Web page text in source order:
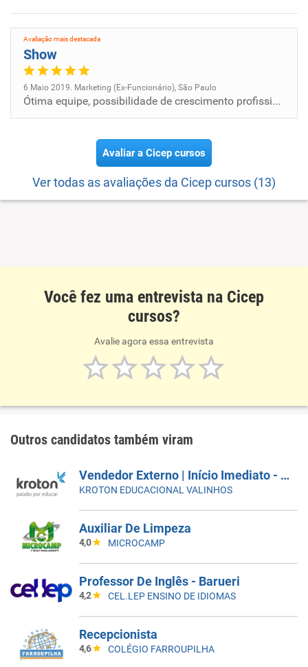
Avaliação mais destacada
Show
6 Maio 2019. Marketing (Ex-Funcionário), São Paulo
Ótima equipe, possibilidade de crescimento profissional
Avaliar a Cicep cursos
Ver todas as avaliações da Cicep cursos (13)
Você fez uma entrevista na Cicep
cursos?
Avalie agora essa entrevista
Outros candidatos também viram
Vendedor Externo | Início Imediato - SUMARÉ
KROTON EDUCACIONAL VALINHOS
Auxiliar De Limpeza
4,0 MICROCAMP
Professor De Inglês - Barueri
4,2 CEL.LEP ENSINO DE IDIOMAS
Recepcionista
4,6 COLÉGIO FARROUPILHA